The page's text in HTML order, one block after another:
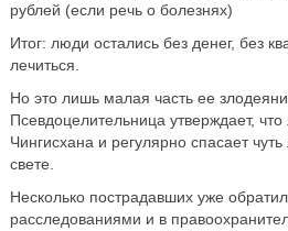
рублей (если речь о болезнях)
Итог: люди остались без денег, без
лечиться.
Но это лишь малая часть ее
Псевдоцелительница утверждает,
Чингисхана и регулярно спасает
свете.
Несколько пострадавших уже
расследованиями и в